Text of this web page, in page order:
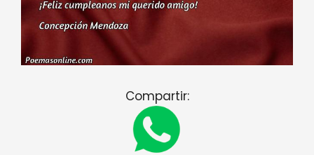
Compartir: